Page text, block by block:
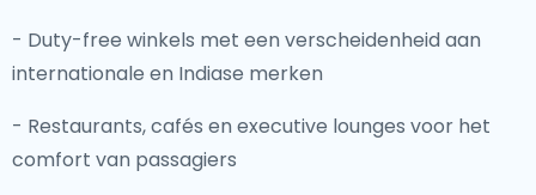
- Duty-free winkels met een verscheidenheid aan
internationale en Indiase merken
- Restaurants, cafés en executive lounges voor het
comfort van passagiers